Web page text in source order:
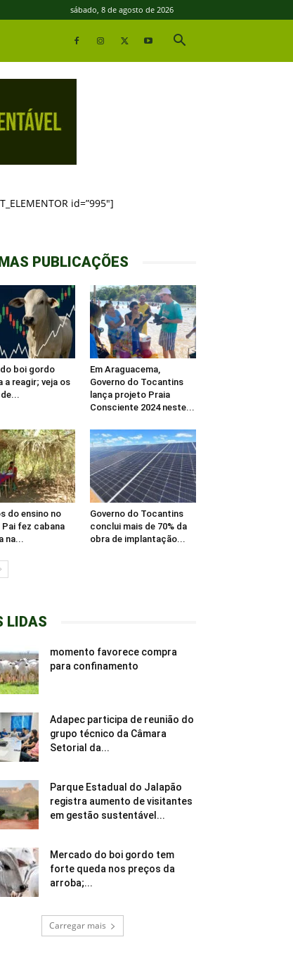
sábado, 8 de agosto de 2026
id=”995″]
PUBLICAÇÕES
boi gordo
a reagir; veja os
Em Araguacema,
Governo do Tocantins
lança projeto Praia
Consciente 2024 neste...
do ensino no
Pai fez cabana
na...
Governo do Tocantins
conclui mais de 70% da
obra de implantação...
LIDAS
momento favorece compra
para confinamento
Adapec participa de reunião do
grupo técnico da Câmara
Setorial da...
Parque Estadual do Jalapão
registra aumento de visitantes
em gestão sustentável...
Mercado do boi gordo tem
forte queda nos preços da
arroba;...
Carregar mais